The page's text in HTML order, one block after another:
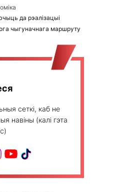
да рэалізацыі
чыгуначнага маршруту
сеткі, каб не
навіны (калі гэта